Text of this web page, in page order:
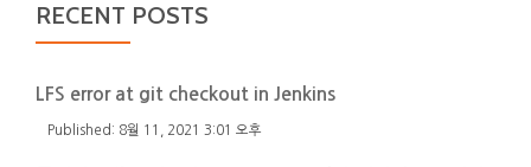
RECENT POSTS
LFS error at git checkout in Jenkins
8월 11, 2021 3:01 오후